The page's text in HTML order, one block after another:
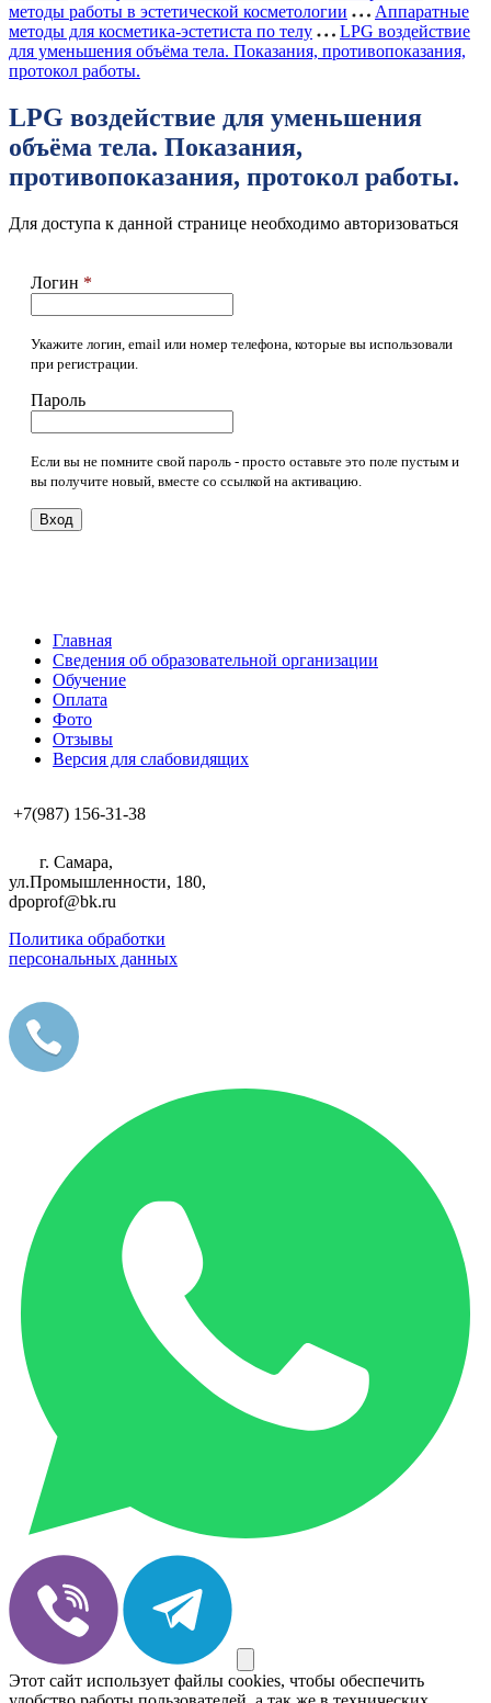
методы работы в эстетической косметологии
Аппаратные
методы для косметика-эстетиста по телу
LPG воздействие
для уменьшения объёма тела. Показания, противопоказания,
протокол работы.
LPG воздействие для уменьшения
объёма тела. Показания,
противопоказания, протокол работы.
Для доступа к данной странице необходимо авторизоваться
Логин *
Укажите логин, email или номер телефона, которые вы использовали
при регистрации.
Пароль
Если вы не помните свой пароль - просто оставьте это поле пустым и
вы получите новый, вместе со ссылкой на активацию.
Вход
Главная
Сведения об образовательной организации
Обучение
Оплата
Фото
Отзывы
Версия для слабовидящих
+7(987) 156-31-38
г. Самара,
ул.Промышленности, 180,
dpoprof@bk.ru
Политика обработки
персональных данных
Этот сайт использует файлы cookies, чтобы обеспечить